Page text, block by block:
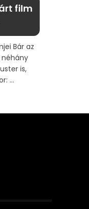
film
Bár az
is,
...